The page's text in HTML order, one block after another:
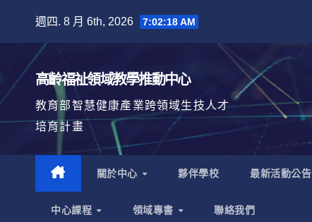
週四. 8 月 6th, 2026 7:02:19 AM
高齡福祉領域教學推動中心
教育部智慧健康產業跨領域生技人才
培育計畫
關於中心 夥伴學校 最新活動公告
中心課程 領域專書 聯絡我們